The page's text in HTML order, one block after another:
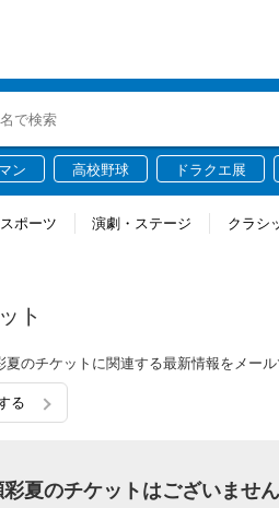
ン 高校野球 ドラクエ展
スポーツ 演劇・ステージ クラシ
ト
のチケットに関連する最新情報をメール
る
夏のチケットはございません